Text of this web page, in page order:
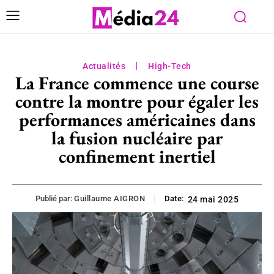
Actualités High-Tech
La France commence une course
contre la montre pour égaler les
performances américaines dans
la fusion nucléaire par
confinement inertiel
Publié par: Guillaume AIGRON Date: 24 mai 2025